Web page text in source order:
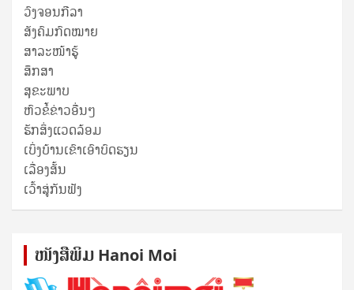
ວົງຈອນກີລາ
ສັງຄົມກົດໝາຍ
ສາລະໜ້າຮູ້
ສຶກສາ
ສຸ​ຂະ​ພາບ
ຫົວຂໍ້ຂ່າວອື່ນໆ
ຮັກສິ່ງແວດລ້ອມ
ເບິ່ງບ້ານເຂົາເອົາບົດຮຽນ
ເລື່ອງສັ້ນ
ເວົ້າສູ່ກັນຟັງ
ໜັງ​ສື​ພິມ Hanoi Moi